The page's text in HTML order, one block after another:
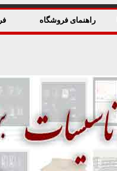
راهنمای فروشگاه